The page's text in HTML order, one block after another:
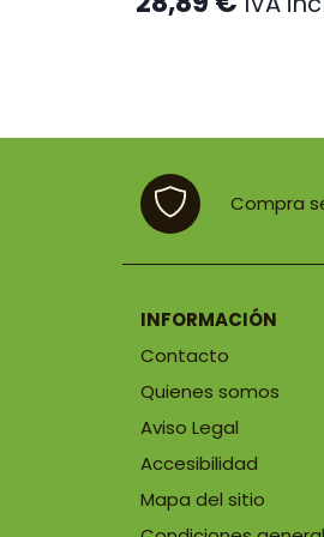
Compra
INFORMACIÓN
Contacto
Quienes somos
Aviso Legal
Accesibilidad
Mapa del sitio